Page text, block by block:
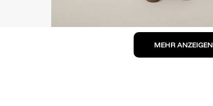
MEHR ANZEIGEN